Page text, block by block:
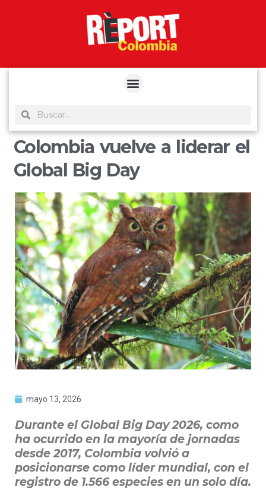
Colombia vuelve a liderar el
Global Big Day
mayo 13, 2026
Durante el Global Big Day 2026, como
ha ocurrido en la mayoría de jornadas
desde 2017, Colombia volvió a
posicionarse como líder mundial, con el
registro de 1.566 especies en un solo día.